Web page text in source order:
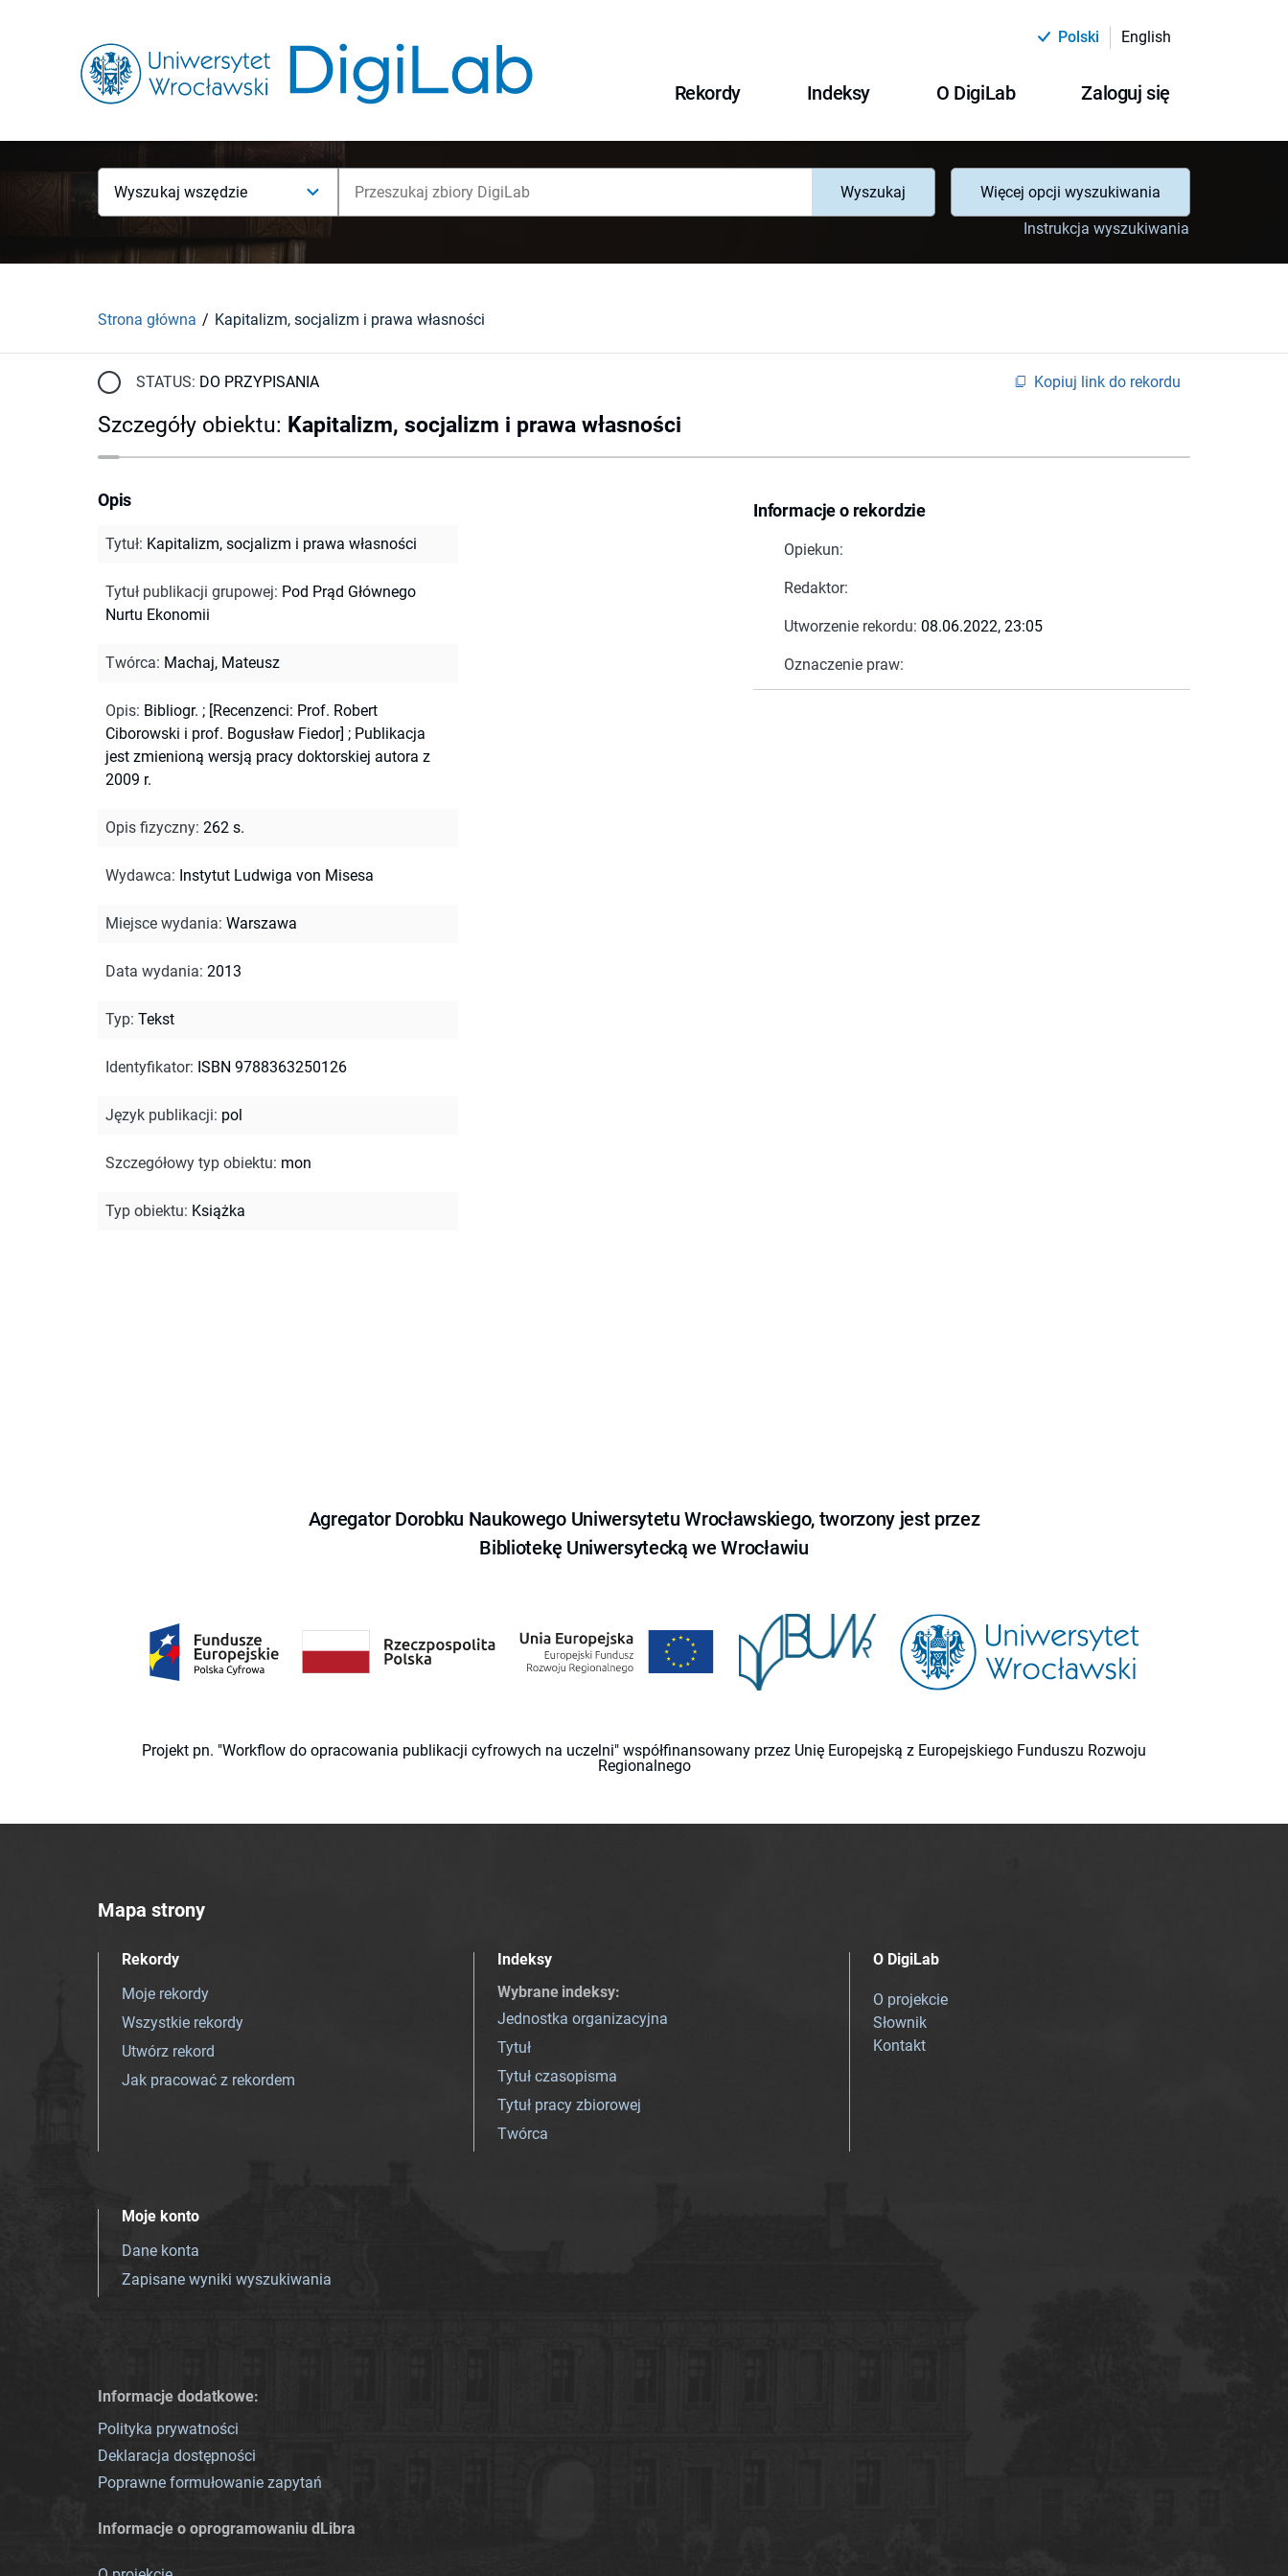
Polski English
Rekordy Indeksy O DigiLab Zaloguj się
Wyszukaj wszędzie Wyszukaj
Więcej opcji wyszukiwania
Instrukcja wyszukiwania
Strona główna Kapitalizm, socjalizm i prawa własności
STATUS: DO PRZYPISANIA Kopiuj link do rekordu
Szczegóły obiektu: Kapitalizm, socjalizm i prawa własności
Informacje o rekordzie
Opiekun:
Redaktor:
Utworzenie rekordu: 08.06.2022, 23:05
Oznaczenie praw:
Opis
Tytuł: Kapitalizm, socjalizm i prawa własności
Tytuł publikacji grupowej: Pod Prąd Głównego
Nurtu Ekonomii
Twórca: Machaj, Mateusz
Opis: Bibliogr. ; [Recenzenci: Prof. Robert
Ciborowski i prof. Bogusław Fiedor] ; Publikacja
jest zmienioną wersją pracy doktorskiej autora z
2009 r.
Opis fizyczny: 262 s.
Wydawca: Instytut Ludwiga von Misesa
Miejsce wydania: Warszawa
Data wydania: 2013
Typ: Tekst
Identyfikator: ISBN 9788363250126
Język publikacji: pol
Szczegółowy typ obiektu: mon
Typ obiektu: Książka
Agregator Dorobku Naukowego Uniwersytetu Wrocławskiego, tworzony jest przez
Bibliotekę Uniwersytecką we Wrocławiu
Projekt pn. "Workflow do opracowania publikacji cyfrowych na uczelni" współfinansowany przez Unię Europejską z Europejskiego Funduszu Rozwoju
Regionalnego
Mapa strony
Rekordy
Moje rekordy
Wszystkie rekordy
Utwórz rekord
Jak pracować z rekordem
Indeksy
Wybrane indeksy:
Jednostka organizacyjna
Tytuł
Tytuł czasopisma
Tytuł pracy zbiorowej
Twórca
O DigiLab
O projekcie
Słownik
Kontakt
Moje konto
Dane konta
Zapisane wyniki wyszukiwania
Informacje dodatkowe:
Polityka prywatności
Deklaracja dostępności
Poprawne formułowanie zapytań
Informacje o oprogramowaniu dLibra